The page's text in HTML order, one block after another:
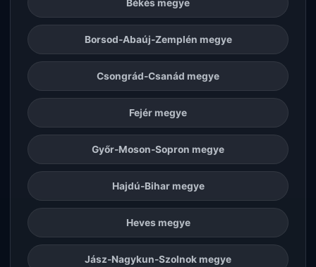
Békés megye
Borsod-Abaúj-Zemplén megye
Csongrád-Csanád megye
Fejér megye
Győr-Moson-Sopron megye
Hajdú-Bihar megye
Heves megye
Jász-Nagykun-Szolnok megye